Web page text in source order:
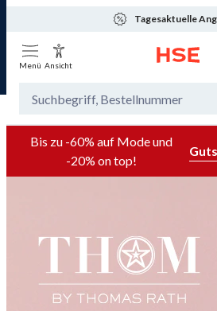
Tagesaktuelle
Menü Ansicht
Bis zu -60% auf Mode und
-20% on top!